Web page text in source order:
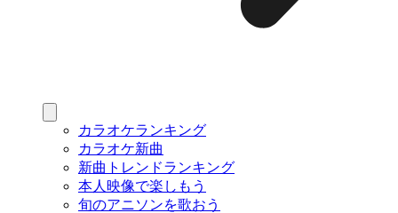
カラオケランキング
カラオケ新曲
新曲トレンドランキング
本人映像で楽しもう
旬のアニソンを歌おう